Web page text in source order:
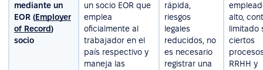
mediante un
EOR (Employer
of Record)
socio
un socio EOR que
emplea
oficialmente al
trabajador en el
país respectivo y
maneja las
rápida,
riesgos
legales
reducidos, no
es necesario
registrar una
alto,
limitado
ciertos
RRHH y